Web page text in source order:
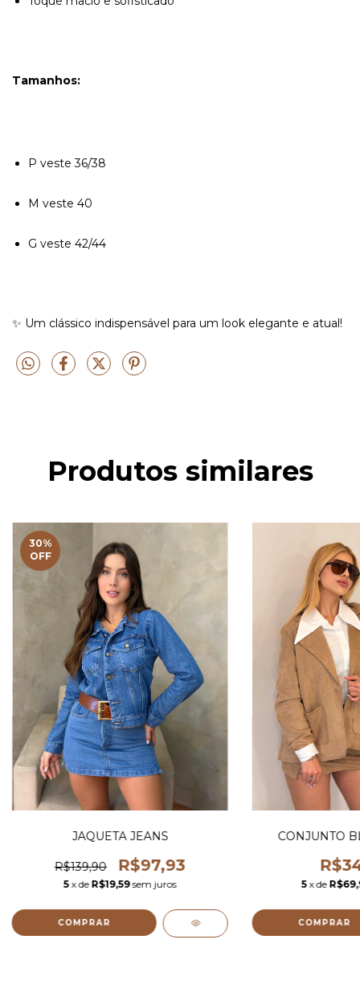
Tamanhos:
P veste 36/38
M veste 40
G veste 42/44
✨ Um clássico indispensável para um look elegante e atual!
Produtos similares
30%
OFF
JAQUETA JEANS
R$139,90 R$97,93
5 x de R$19,59 sem juros
COMPRAR
CONJUNTO
5 x de
COMPRAR